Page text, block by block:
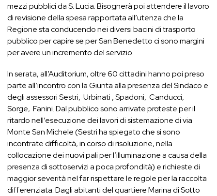
mezzi pubblici da S. Lucia. Bisognerà poi attendere il lavoro
di revisione della spesa rapportata all’utenza che la
Regione sta conducendo nei diversi bacini di trasporto
pubblico per capire se per San Benedetto ci sono margini
per avere un incremento del servizio.
In serata, all’Auditorium, oltre 60 cittadini hanno poi preso
parte all’incontro con la Giunta alla presenza del Sindaco e
degli assessori Sestri, Urbinati , Spadoni, Canducci,
Sorge, Fanini. Dal pubblico sono arrivate proteste per il
ritardo nell’esecuzione dei lavori di sistemazione di via
Monte San Michele (Sestri ha spiegato che si sono
incontrate difficoltà, in corso di risoluzione, nella
collocazione dei nuovi pali per l’illuminazione a causa della
presenza di sottoservizi a poca profondità) e richieste di
maggior severità nel far rispettare le regole per la raccolta
differenziata. Dagli abitanti del quartiere Marina di Sotto